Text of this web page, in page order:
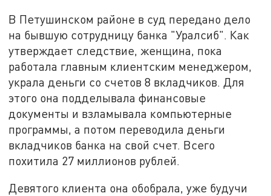
В Петушинском районе в суд передано дело
на бывшую сотрудницу банка "Уралсиб". Как
утверждает следствие, женщина, пока
работала главным клиентским менеджером,
украла деньги со счетов 8 вкладчиков. Для
этого она подделывала финансовые
документы и взламывала компьютерные
программы, а потом переводила деньги
вкладчиков банка на свой счет. Всего
похитила 27 миллионов рублей.
Девятого клиента она обобрала, уже будучи